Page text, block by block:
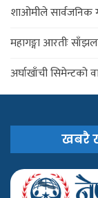
शाओमीले सार्वजनिक
महागङ्गा आरतीः
अर्घाखाँची सिमेन्टको
खबरै